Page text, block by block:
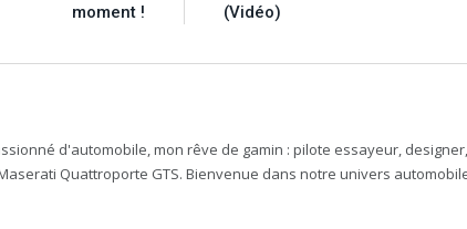
moment !
(Vidéo)
d'automobile, mon rêve de gamin : pilote essayeur,
Quattroporte GTS. Bienvenue dans notre univers